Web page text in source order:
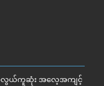
ယ်ကူဆုံး အလေ့အကျင့်